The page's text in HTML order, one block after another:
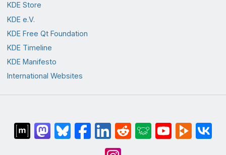
KDE Store
KDE e.V.
KDE Free Qt Foundation
KDE Timeline
KDE Manifesto
International Websites